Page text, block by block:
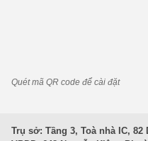
Quét mã QR code để cài đặt
Trụ sở: Tầng 3, Toà nhà IC, 82